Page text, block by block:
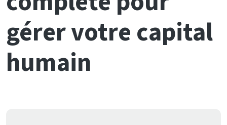
gérer votre capital
humain